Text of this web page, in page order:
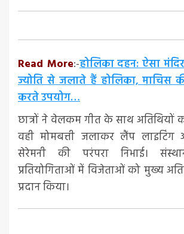
Read More:-होलिका दहन: ऐसा
ज्योति से जलाते हैं होलिका, माचिस
करते उपयोग…
छात्रों ने वेलकम गीत के साथ अतिथियों
वही मोमबत्ती जलाकर लैंप
सेरेमनी की परंपरा निभाई।
प्रतियोगिताओं में विजेताओं को मुख्य
प्रदान किया।